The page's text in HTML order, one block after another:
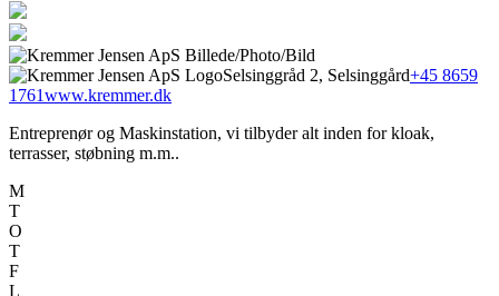
Selsinggråd 2, Selsinggård+45 8659
1761www.kremmer.dk
Entreprenør og Maskinstation, vi tilbyder alt inden for kloak,
terrasser, støbning m.m..
M
T
O
T
F
L